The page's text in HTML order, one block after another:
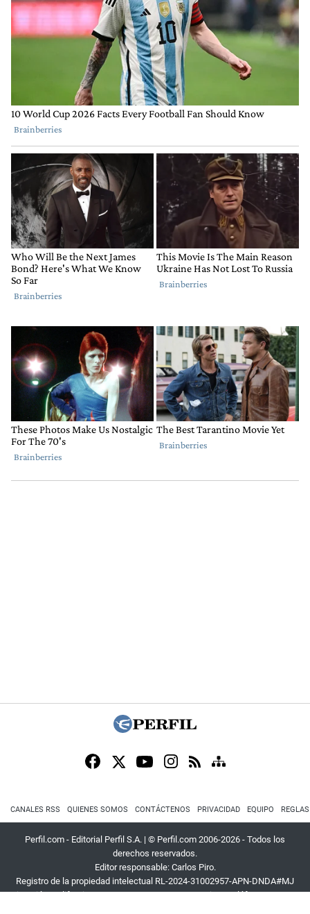
CANALES RSS QUIENES SOMOS CONTÁCTENOS PRIVACIDAD EQUIPO
Perfil.com - Editorial Perfil S.A. | © Perfil.com 2006-2026 - Todos los
derechos reservados.
Editor responsable: Carlos Piro.
Registro de la propiedad intelectual RL-2024-31002957-APN-DNDA#MJ
Dirección:California 2715,C1289ABI,CABA, Argentina| Teléfono:+54 9 11